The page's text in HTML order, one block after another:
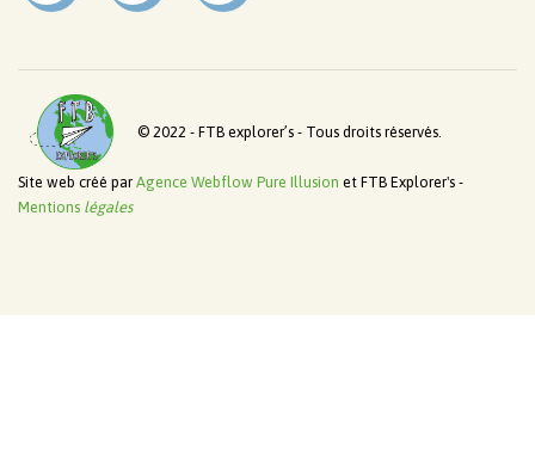
© 2022 - FTB explorer’s - Tous droits réservés.
Site web créé par Agence Webflow Pure Illusion et FTB Explorer's -
Mentions légales